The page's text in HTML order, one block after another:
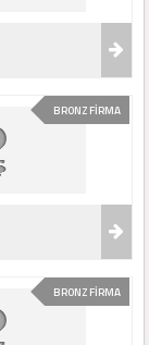
BRONZ FİRMA
BRONZ FİRMA